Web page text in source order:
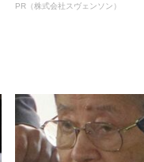
オイ”や“ベタつき”を解消す
PR（株式会社スヴェンソン）